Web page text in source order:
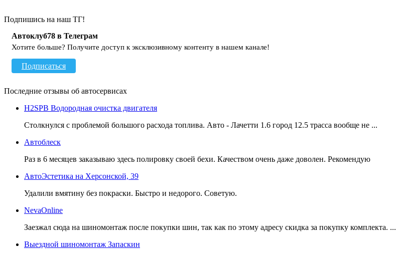
Подпишись на наш ТГ!
Автоклуб78 в Телеграм
Хотите больше? Получите доступ к эксклюзивному контенту в нашем канале!
Подписаться
Последние отзывы об автосервисах
H2SPB Водородная очистка двигателя
Столкнулся с проблемой большого расхода топлива. Авто - Лачетти 1.6 город 12.5 трасса вообще не ...
Автоблеск
Раз в 6 месяцев заказываю здесь полировку своей бехи. Качеством очень даже доволен. Рекомендую
АвтоЭстетика на Херсонской, 39
Удалили вмятину без покраски. Быстро и недорого. Советую.
NevaOnline
Заезжал сюда на шиномонтаж после покупки шин, так как по этому адресу скидка за покупку комплекта. ...
Выездной шиномонтаж Запаскин